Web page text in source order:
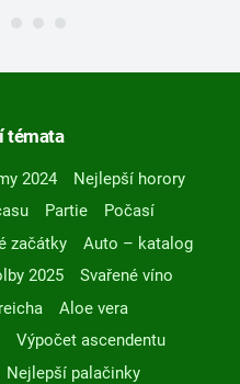
témata
2024
Nejlepší horory
Partie
Počasí
začátky
Auto – katalog
2025
Svařené víno
Aloe vera
Výpočet ascendentu
Nejlepší palačinky